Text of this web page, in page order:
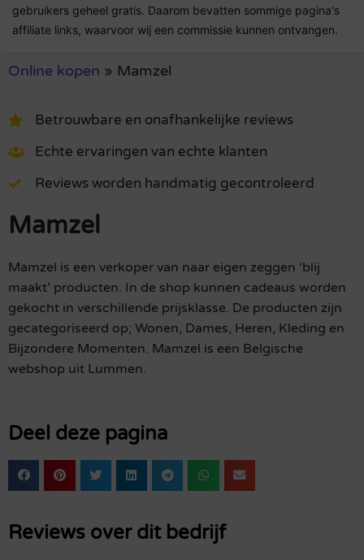
gebruikers geheel gratis. Daarom bevatten sommige pagina's
affiliate links, waarvoor wij een commissie kunnen ontvangen.
Online kopen » Mamzel
Betrouwbare en onafhankelijke reviews
Echte ervaringen van echte klanten
Reviews worden handmatig gecontroleerd
Mamzel
Mamzel is een verkoper van naar eigen zeggen ‘blij
maakt’ producten. In de shop kunnen cadeaus worden
gekocht in verschillende prijsklasse. De producten zijn
gecategoriseerd op; Wonen, Dames, Heren, Kleding en
Bijzondere Momenten. Mamzel is een Belgische
webshop uit Lummen.
Deel deze pagina
Reviews over dit bedrijf